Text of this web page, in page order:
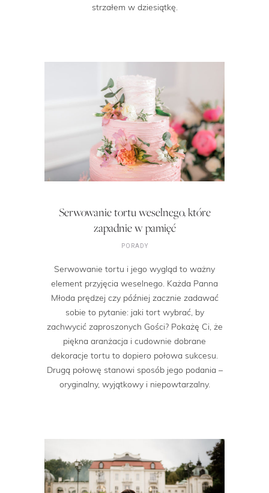
strzałem w dziesiątkę.
Serwowanie tortu weselnego, które
zapadnie w pamięć
PORADY
Serwowanie tortu i jego wygląd to ważny
element przyjęcia weselnego. Każda Panna
Młoda prędzej czy później zacznie zadawać
sobie to pytanie: jaki tort wybrać, by
zachwycić zaproszonych Gości? Pokażę Ci, że
piękna aranżacja i cudownie dobrane
dekoracje tortu to dopiero połowa sukcesu.
Drugą połowę stanowi sposób jego podania –
oryginalny, wyjątkowy i niepowtarzalny.